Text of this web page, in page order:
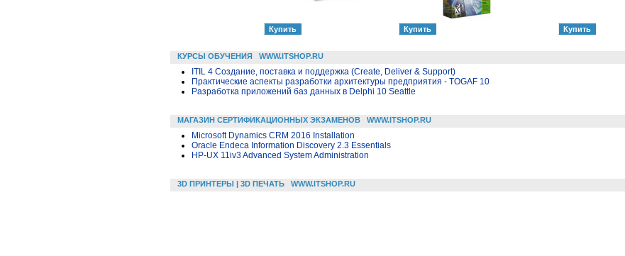
КУРСЫ ОБУЧЕНИЯ WWW.ITSHOP.RU
ITIL 4 Создание, поставка и поддержка (Create, Deliver & Support)
Практические аспекты разработки архитектуры предприятия - TOGAF 10
Разработка приложений баз данных в Delphi 10 Seattle
МАГАЗИН СЕРТИФИКАЦИОННЫХ ЭКЗАМЕНОВ WWW.ITSHOP.RU
Microsoft Dynamics CRM 2016 Installation
Oracle Endeca Information Discovery 2.3 Essentials
HP-UX 11iv3 Advanced System Administration
3D ПРИНТЕРЫ | 3D ПЕЧАТЬ WWW.ITSHOP.RU